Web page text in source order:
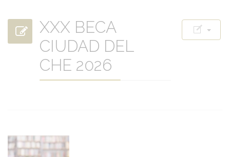
XXX BECA
CIUDAD DEL
CHE 2026